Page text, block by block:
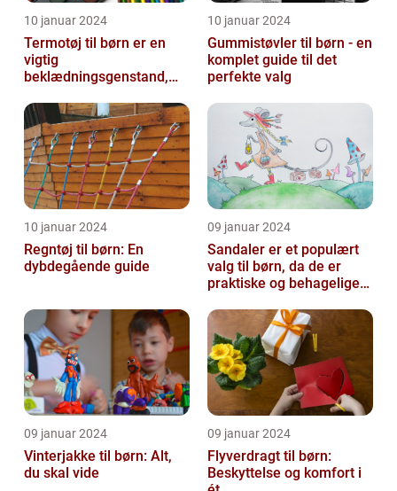
10 januar 2024
Termotøj til børn er en
vigtig
beklædningsgenstand,
kommer igennem kolde
vi...
10 januar 2024
Gummistøvler til børn - en
komplet guide til det
perfekte valg
10 januar 2024
Regntøj til børn: En
dybdegående guide
09 januar 2024
Sandaler er et populært
valg til børn, da de er
praktiske og behagelige
09 januar 2024
Vinterjakke til børn: Alt,
du skal vide
09 januar 2024
Flyverdragt til børn:
Beskyttelse og komfort i